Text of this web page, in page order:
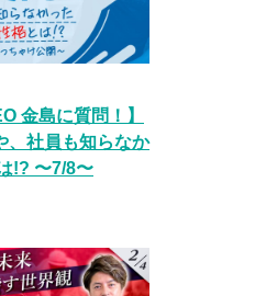
金島に質問！】
、社員も知らなか
!? 〜7/8〜